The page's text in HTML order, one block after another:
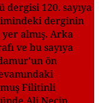
dergisi 120. sayıya
derginin
yer almış. Arka
ve bu sayıya
ön
Filitinli